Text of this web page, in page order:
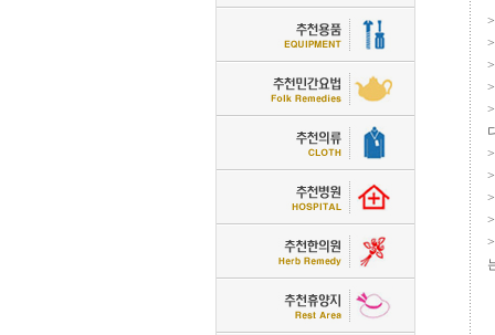
>
>
>
>
>